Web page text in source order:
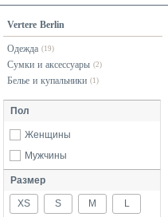
Vertere Berlin
Одежда (19)
Сумки и аксессуары (2)
Белье и купальники (1)
Пол
Женщины
Мужчины
Размер
XS S M L